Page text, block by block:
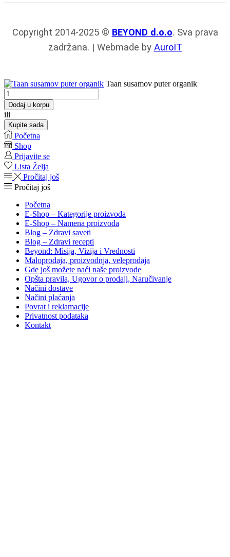
Copyright 2014-2025 © BEYOND d.o.o. Sva prava
zadržana. | Webmade by AuroIT
Taan susamov puter organik
Taan
susamov
puter
organik
količina
Dodaj u korpu
ili
Kupite sada
Početna
Shop
Prijavite se
Lista Želja
Pročitaj još
Pročitaj još
Početna
E-Shop – Kategorije proizvoda
E-Shop – Namena proizvoda
Blog – Zdravi saveti
Blog – Zdravi recepti
Beyond: Misija, Vizija i Vrednosti
Maloprodaja, proizvodnja, veleprodaja
Gde još možete naći naše proizvode
Opšta pravila, Ugovor o prodaji, Naručivanje
Načini dostave
Načini plaćanja
Povrat i reklamacije
Privatnost podataka
Kontakt